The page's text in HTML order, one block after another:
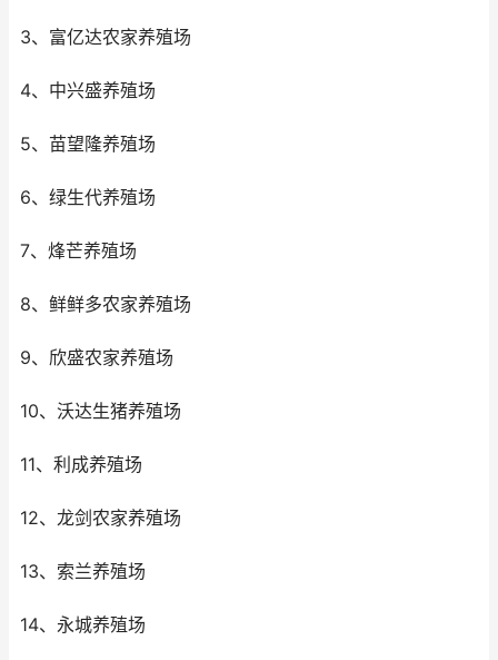
3、富亿达农家养殖场
4、中兴盛养殖场
5、苗望隆养殖场
6、绿生代养殖场
7、烽芒养殖场
8、鲜鲜多农家养殖场
9、欣盛农家养殖场
10、沃达生猪养殖场
11、利成养殖场
12、龙剑农家养殖场
13、索兰养殖场
14、永城养殖场